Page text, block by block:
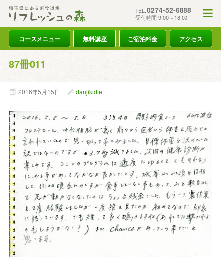
TEL. 0274-52-6888
受付時間 9:00～18:00
コースメニュー 無料講座 ご宿泊料金 アクセス
87冊011
2016年5月15日 danjikidiet